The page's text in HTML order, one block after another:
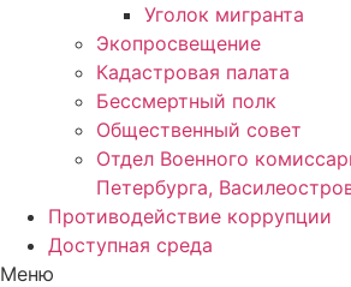
Уголок мигранта
Экопросвещение
Кадастровая палата
Бессмертный полк
Общественный совет
Отдел Военного
Петербурга,
Противодействие коррупции
Доступная среда
Меню